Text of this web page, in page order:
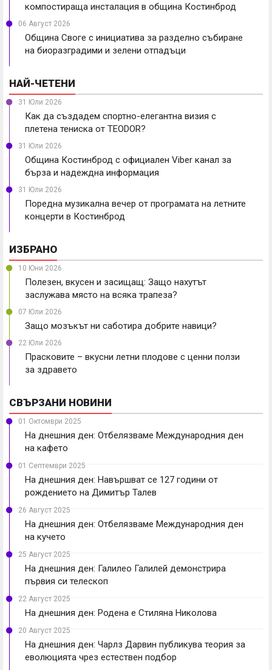
компостираща инсталация в община Костинброд
06 Август 2026
Община Своге с инициатива за разделно събиране
на биоразградими и зелени отпадъци
НАЙ-ЧЕТЕНИ
31 Юли 2026
Как да създадем спортно-елегантна визия с
плетена тениска от TEODOR?
31 Юли 2026
Община Костинброд с официален Viber канал за
бърза и надеждна информация
31 Юли 2026
Поредна музикална вечер от програмата на летните
концерти в Костинброд
ИЗБРАНО
10 Юни 2026
Полезен, вкусен и засищащ: Защо нахутът
заслужава място на всяка трапеза?
07 Юли 2026
Защо мозъкът ни саботира добрите навици?
22 Юли 2026
Прасковите – вкусни летни плодове с ценни ползи
за здравето
СВЪРЗАНИ НОВИНИ
01 Октомври 2025
На днешния ден: Отбелязваме Международния ден
на кафето
01 Септември 2025
На днешния ден: Навършват се 127 години от
рождението на Димитър Талев
26 Август 2025
На днешния ден: Отбелязваме Международния ден
на кучето
25 Август 2025
На днешния ден: Галилео Галилей демонстрира
първия си телескоп
22 Август 2025
На днешния ден: Родена е Стиляна Николова
20 Август 2025
На днешния ден: Чарлз Дарвин публикува теория за
еволюцията чрез естествен подбор